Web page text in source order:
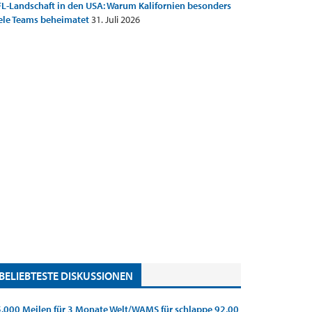
Landschaft in den USA: Warum Kalifornien besonders
Teams beheimatet31. Juli 2026
BELIEBTESTE DISKUSSIONEN
Meilen für 3 Monate Welt/WAMS für schlappe 92,00